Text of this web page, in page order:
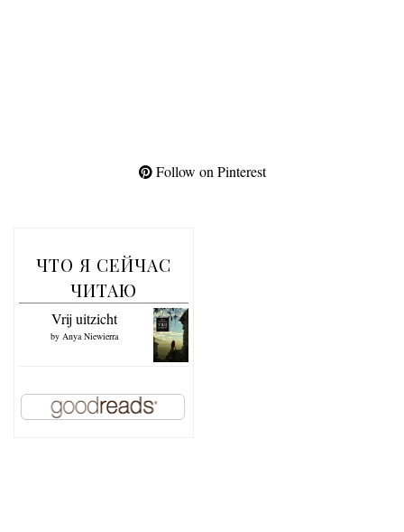
Follow on Pinterest
ЧТО Я СЕЙЧАС
ЧИТАЮ
Vrij uitzicht
by Anya Niewierra